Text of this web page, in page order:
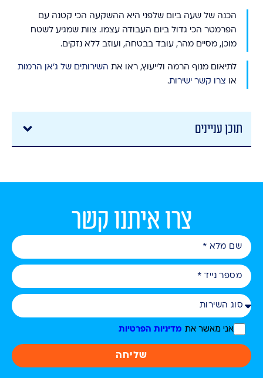
הכנה של שעה ביום שלפני היא ההשקעה הכי קטנה עם
הפרמטר הכי גדול ביום העבודה עצמו. צוות שמגיע לשטח
מוכן, מסיים מהר, עובד בבטחה, ועוזב ללא נזקים.
לתיאום מנוף הרמה ולייעוץ, ראו את השירותים של ג'אן הרמות
או צרו קשר ישירות.
תוכן עניינים
צרו איתנו קשר
אני מאשר את מדיניות הפרטיות
שליחה